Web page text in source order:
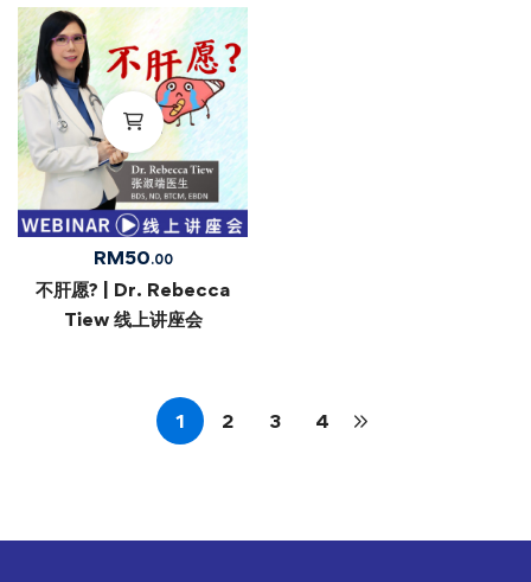
RM50.00
不肝愿? | Dr. Rebecca
Tiew 线上讲座会
1 2 3 4